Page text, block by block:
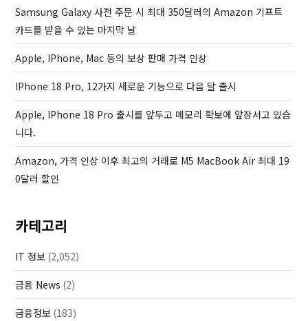
Samsung Galaxy 사전 주문 시 최대 350달러의 Amazon 기프트
카드를 받을 수 있는 마지막 날
Apple, IPhone, Mac 등의 보상 판매 가격 인상
IPhone 18 Pro, 12가지 새로운 기능으로 다음 달 출시
Apple, IPhone 18 Pro 출시를 앞두고 메모리 확보에 앞장서고 있습
니다.
Amazon, 가격 인상 이후 최고의 거래로 M5 MacBook Air 최대 19
0달러 할인
카테고리
IT 정보 (2,052)
금융 News (2)
금융정보 (183)